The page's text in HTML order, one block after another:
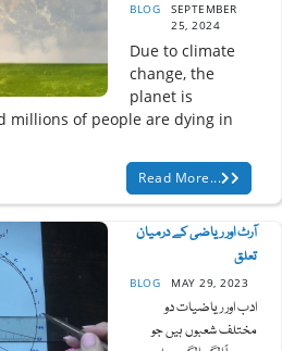
BLOG
SEPTEMBER
25, 2024
Due to climate
change, the
planet is
millions of people are dying in
Read More...
آرٹ اور ریاضی کے درمیان
تعلق
BLOG MAY 29, 2023
ادب اور ریاضیات دو
مختلف شعبوں ہیں جو